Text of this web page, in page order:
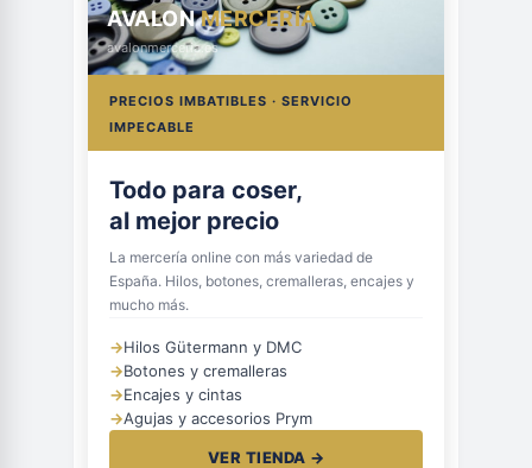
AVALONMERCERÍA
avalonmerceria.es
PRECIOS IMBATIBLES · SERVICIO
IMPECABLE
Todo para coser,
al mejor precio
La mercería online con más variedad de
España. Hilos, botones, cremalleras, encajes y
mucho más.
→Hilos Gütermann y DMC
→Botones y cremalleras
→Encajes y cintas
→Agujas y accesorios Prym
VER TIENDA →